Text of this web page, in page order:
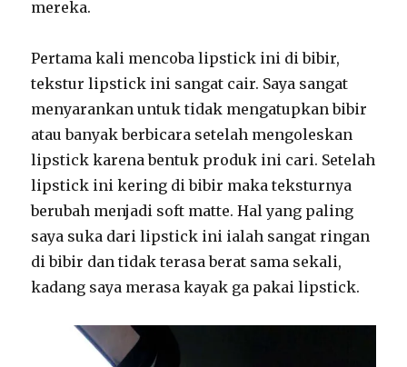
mereka.
Pertama kali mencoba lipstick ini di bibir,
tekstur lipstick ini sangat cair. Saya sangat
menyarankan untuk tidak mengatupkan bibir
atau banyak berbicara setelah mengoleskan
lipstick karena bentuk produk ini cari. Setelah
lipstick ini kering di bibir maka teksturnya
berubah menjadi soft matte. Hal yang paling
saya suka dari lipstick ini ialah sangat ringan
di bibir dan tidak terasa berat sama sekali,
kadang saya merasa kayak ga pakai lipstick.